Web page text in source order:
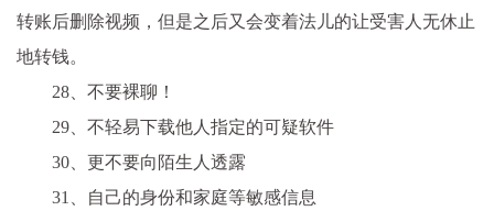
转账后删除视频，但是之后又会变着法儿的让受害人无休止
地转钱。
28、不要裸聊！
29、不轻易下载他人指定的可疑软件
30、更不要向陌生人透露
31、自己的身份和家庭等敏感信息